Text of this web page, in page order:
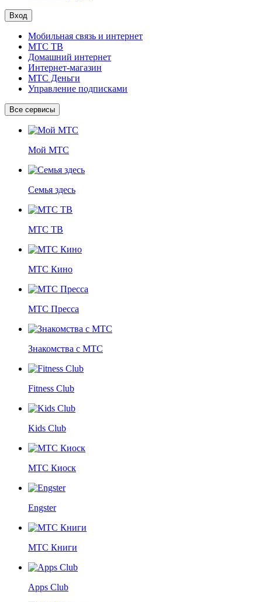
Вход
Мобильная связь и интернет
МТС ТВ
Домашний интернет
Интернет-магазин
МТС Деньги
Управление подписками
Все сервисы
Мой МТС
Семья здесь
МТС ТВ
МТС Кино
МТС Пресса
Знакомства с МТС
Fitness Club
Kids Club
МТС Киоск
Engster
МТС Книги
Apps Club